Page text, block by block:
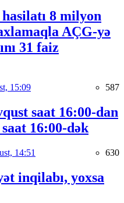
8 milyon
AÇG-yə
31 faiz
15:09 587
saat 16:00-dan
16:00-dək
14:51 630
inqilabı, yoxsa